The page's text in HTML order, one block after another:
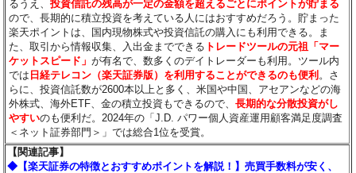
るうえ、投資信託の残高が一定の金額を超えるごとにポイントが貯まる
ので、長期的に積立投資を考えている人にはおすすめだろう。貯まった
楽天ポイントは、国内現物株式や投資信託の購入にも利用できる。ま
た、取引から情報収集、入出金までできる トレードツールの元祖「マー
ケットスピード」が有名で、数多くのデイトレーダーも利用。ツール内
では 日経テレコン（楽天証券版）を利用することができるのも便利 。さ
らに、投資信託数が2600本以上と多く、米国や中国、アセアンなどの海
外株式、海外ETF、金の積立投資もできるので、長期的な分散投資がし
やすいのも便利だ。2024年の「J.D. パワー個人資産運用顧客満足度調査
＜ネット証券部門＞」では総合1位を受賞。
【関連記事】
◆【楽天証券の特徴とおすすめポイントを解説！】売買手数料が安く、